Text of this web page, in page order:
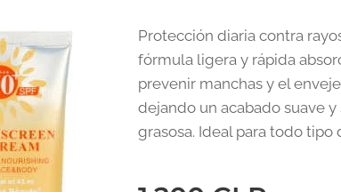
Protección diaria contra
fórmula ligera y rápida
prevenir manchas y el
dejando un acabado suave y
grasosa. Ideal para todo tipo